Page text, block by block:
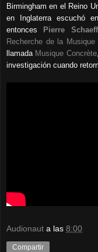
Birmingham en el Reino
en Inglaterra escuchó
entonces
Pierre
Recherche de la Musique
llamada Musique Concrète
investigación cuando
Audionaut a las 8:00
Compartir